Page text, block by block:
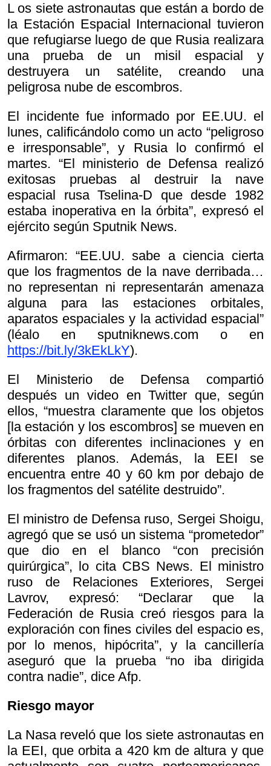
L os siete astronautas que están a bordo de
la Estación Espacial Internacional tuvieron
que refugiarse luego de que Rusia realizara
una prueba de un misil espacial y
destruyera un satélite, creando una
peligrosa nube de escombros.
El incidente fue informado por EE.UU. el
lunes, calificándolo como un acto “peligroso
e irresponsable”, y Rusia lo confirmó el
martes. “El ministerio de Defensa realizó
exitosas pruebas al destruir la nave
espacial rusa Tselina-D que desde 1982
estaba inoperativa en la órbita”, expresó el
ejército según Sputnik News.
Afirmaron: “EE.UU. sabe a ciencia cierta
que los fragmentos de la nave derribada…
no representan ni representarán amenaza
alguna para las estaciones orbitales,
aparatos espaciales y la actividad espacial”
(léalo en sputniknews.com o en
https://bit.ly/3kEkLkY).
El Ministerio de Defensa compartió
después un video en Twitter que, según
ellos, “muestra claramente que los objetos
[la estación y los escombros] se mueven en
órbitas con diferentes inclinaciones y en
diferentes planos. Además, la EEI se
encuentra entre 40 y 60 km por debajo de
los fragmentos del satélite destruido”.
El ministro de Defensa ruso, Sergei Shoigu,
agregó que se usó un sistema “prometedor”
que dio en el blanco “con precisión
quirúrgica”, lo cita CBS News. El ministro
ruso de Relaciones Exteriores, Sergei
Lavrov, expresó: “Declarar que la
Federación de Rusia creó riesgos para la
exploración con fines civiles del espacio es,
por lo menos, hipócrita”, y la cancillería
aseguró que la prueba “no iba dirigida
contra nadie”, dice Afp.
Riesgo mayor
La Nasa reveló que los siete astronautas en
la EEI, que orbita a 420 km de altura y que